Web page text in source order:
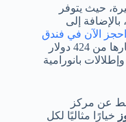
حيث يتوفر
أكثر من 1000 متجر، بالإضافة إلى
احجز الآن في فندق
واستمتع بغرف تتراوح أسعارها من 424 دولار
بانورامية
يبعد 660 مترًا فقط عن مركز
خيارًا مثاليًا لكل